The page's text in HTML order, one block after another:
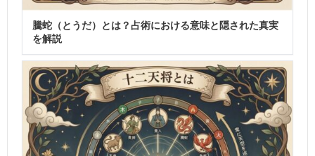
騰蛇（とうだ）とは？占術における意味と隠された真実
を解説